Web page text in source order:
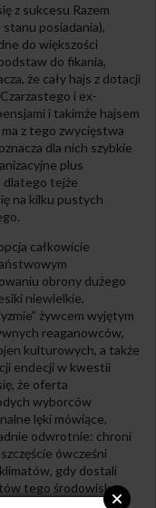
z sukcesu Razem
posiadania),
do większości
do fikania,
że cały hajs z dotacji
i ex-
i takimże hajsem
z tego zwycięstwa
dla nich szybkie
plus
dlatego tejże
na kilku pustych
całkowicie
obrony dużego
niewielkie,
żywcem wyjętym
reaganowców,
kulturowych, a także
endecji w kwestii
że oferta
wyborców
lęki mówiące,
odwrotnie: chroni
ówcześni
gdy dostali
tego środowiska.